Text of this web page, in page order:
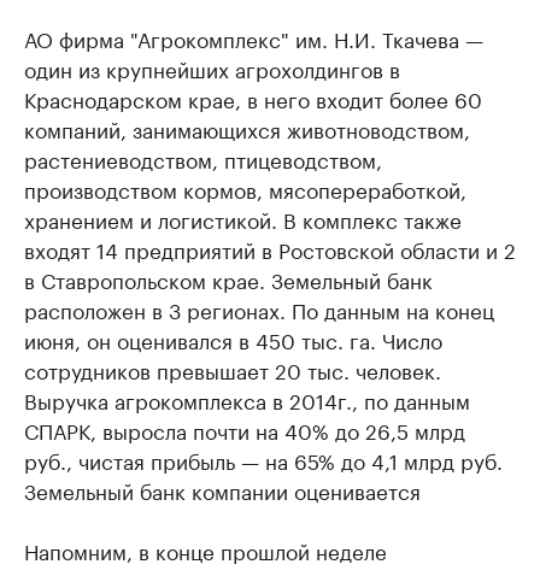
АО фирма "Агрокомплекс" им. Н.И. Ткачева —
один из крупнейших агрохолдингов в
Краснодарском крае, в него входит более 60
компаний, занимающихся животноводством,
растениеводством, птицеводством,
производством кормов, мясопереработкой,
хранением и логистикой. В комплекс также
входят 14 предприятий в Ростовской области и 2
в Ставропольском крае. Земельный банк
расположен в 3 регионах. По данным на конец
июня, он оценивался в 450 тыс. га. Число
сотрудников превышает 20 тыс. человек.
Выручка агрокомплекса в 2014г., по данным
СПАРК, выросла почти на 40% до 26,5 млрд
руб., чистая прибыль — на 65% до 4,1 млрд руб.
Земельный банк компании оценивается
Напомним, в конце прошлой неделе